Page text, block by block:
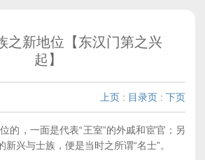
之新地位【东汉门第之兴
起】
上页 : 目录页 : 下页
的，一面是代表“王室”的外戚和宦官；另
新兴与士族，便是当时之所谓“名士”。